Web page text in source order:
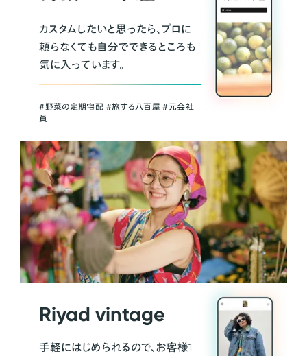
カスタムしたいと思ったら、プロに
頼らなくても自分でできるところも
気に入っています。
＃野菜の定期宅配 ＃旅する八百屋 ＃元会社
員
Riyad vintage
手軽にはじめられるので、お客様1